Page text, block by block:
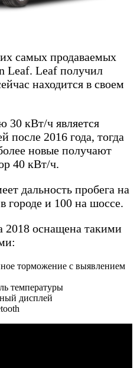
самых продаваемых
Leaf. Leaf получил
находится в своем
30 кВт/ч является
после 2016 года, тогда
новые получают
40 кВт/ч.
дальность пробега на
городе и 100 на шоссе.
2018 оснащена такими
торможение с выявлением
температуры
дисплей